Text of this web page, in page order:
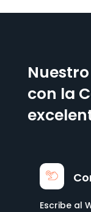
con la
Escribe al